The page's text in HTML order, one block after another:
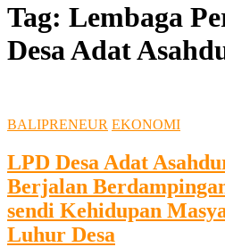
Tag: Lembaga
Desa Adat
BALIPRENEUR EKONOMI
LPD Desa Adat
Berjalan
sendi Kehidupan
Luhur Desa